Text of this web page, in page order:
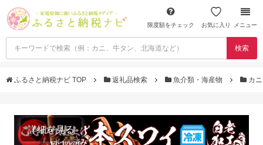
限度額をチェック お気に入り メニュー
検索
ふるさと納税ナビ TOP 返礼品検索 魚介類・海産物 カ
詳細を見る